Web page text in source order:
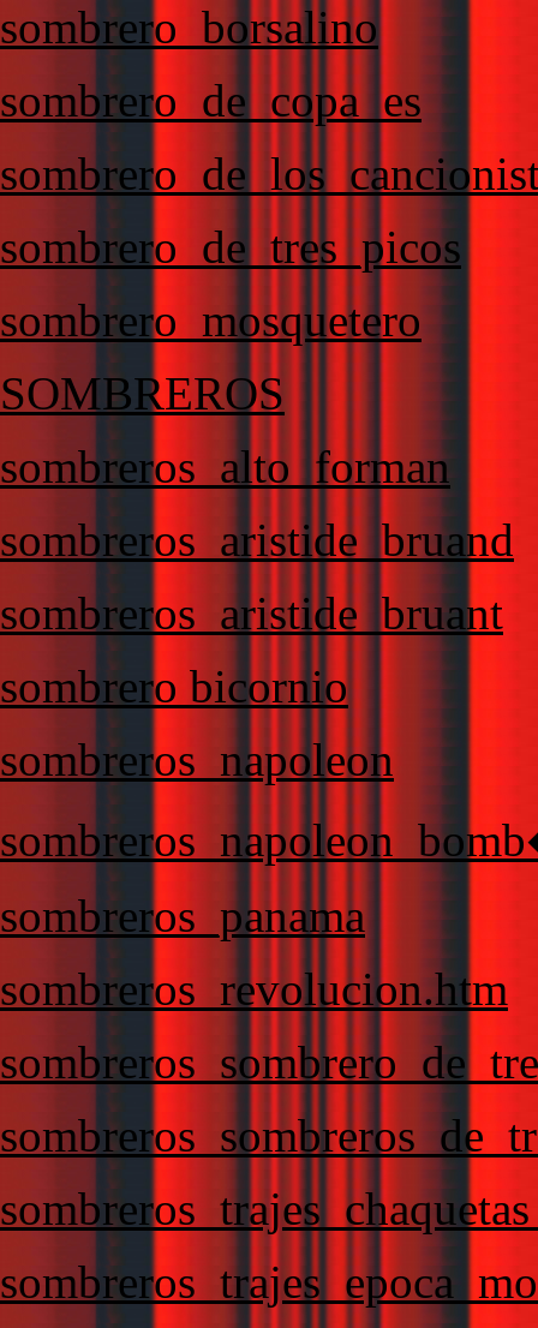
sombrero_borsalino
sombrero_de_copa_es
sombrero_de_tres_picos
sombrero_mosquetero
SOMBREROS
sombreros_alto_forman
sombreros_aristide_bruand
sombreros_aristide_bruant
sombrero bicornio
sombreros_napoleon
sombreros_panama
sombreros_revolucion.htm